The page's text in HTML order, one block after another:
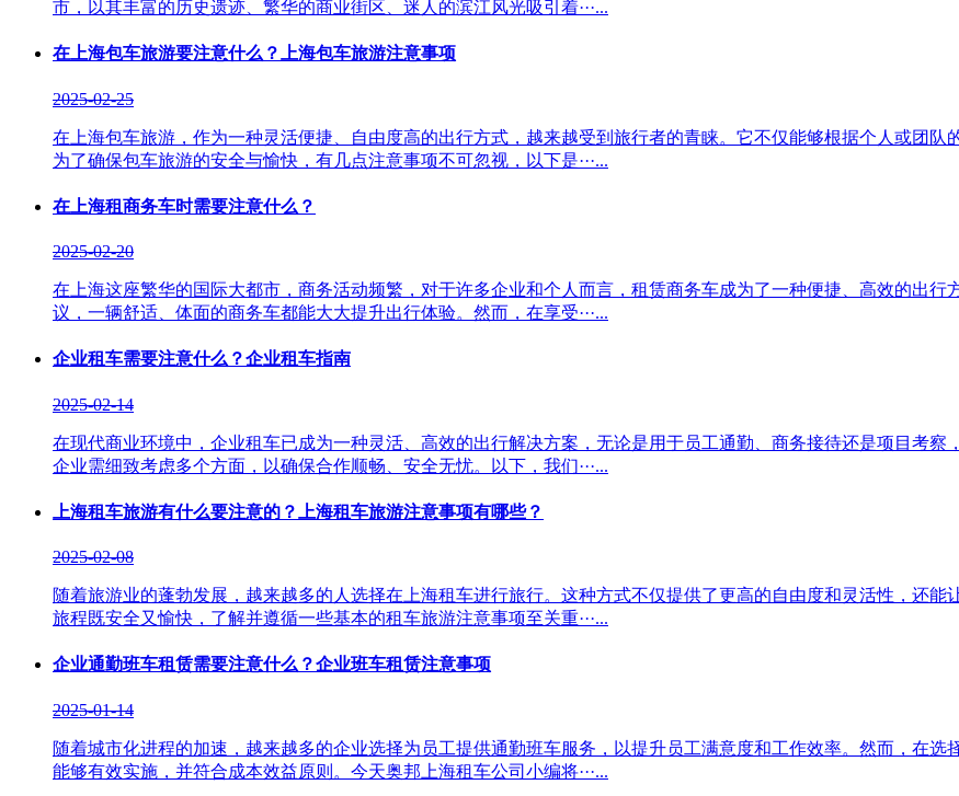
市，以其丰富的历史遗迹、繁华的商业街区、迷人的滨江风光吸引着···...
在上海包车旅游要注意什么？上海包车旅游注意事项
2025-02-25
在上海包车旅游，作为一种灵活便捷、自由度高的出行方式，越来越受到旅行者的青睐。它不仅能够根据个人或团队
为了确保包车旅游的安全与愉快，有几点注意事项不可忽视，以下是···...
在上海租商务车时需要注意什么？
2025-02-20
在上海这座繁华的国际大都市，商务活动频繁，对于许多企业和个人而言，租赁商务车成为了一种便捷、高效的出
议，一辆舒适、体面的商务车都能大大提升出行体验。然而，在享受···...
企业租车需要注意什么？企业租车指南
2025-02-14
在现代商业环境中，企业租车已成为一种灵活、高效的出行解决方案，无论是用于员工通勤、商务接待还是项目考察
企业需细致考虑多个方面，以确保合作顺畅、安全无忧。以下，我们···...
上海租车旅游有什么要注意的？上海租车旅游注意事项有哪些？
2025-02-08
随着旅游业的蓬勃发展，越来越多的人选择在上海租车进行旅行。这种方式不仅提供了更高的自由度和灵活性，还
旅程既安全又愉快，了解并遵循一些基本的租车旅游注意事项至关重···...
企业通勤班车租赁需要注意什么？企业班车租赁注意事项
2025-01-14
随着城市化进程的加速，越来越多的企业选择为员工提供通勤班车服务，以提升员工满意度和工作效率。然而，在
能够有效实施，并符合成本效益原则。今天奥邦上海租车公司小编将···...